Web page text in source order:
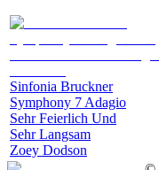
Sinfonia Bruckner
Symphony 7 Adagio
Sehr Feierlich Und
Sehr Langsam
Zoey Dodson